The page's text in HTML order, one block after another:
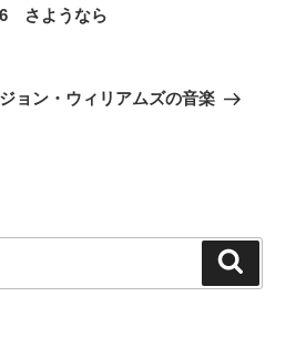
さようなら
ン・ウィリアムズの音楽